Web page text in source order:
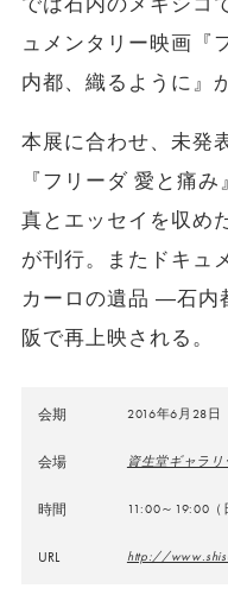
ュメンタリー映画『
内都、織るように』
本展に合わせ、未発
『フリーダ 愛と痛
真とエッセイを収め
が刊行。またドキュ
カーロの遺品 ―石内
阪で再上映される。
会期 2016年6月28日
会場 資生堂ギャラリ
時間 11:00～19:00（
URL http://